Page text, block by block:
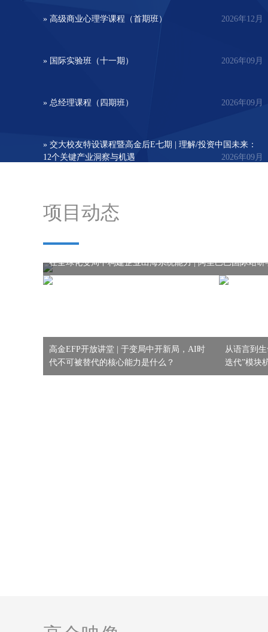
» 高级商业心理学课程（首期班） 2026年12月
» 国际实验班（十一期） 2026年09月
» 总经理课程（四期班） 2026年09月
» 交大校友特设课程暨高金后E七期 | 理解/投资中国未来：
12个关键产业洞察与机遇
2026年09月
项目动态
在全球化变局中构建企业出海系统能力 | 阿里巴巴国际站研
高金EFP开放讲堂 | 于变局中开新局，AI时
代不可被替代的核心能力是什么？
从语言到
迭代”模块